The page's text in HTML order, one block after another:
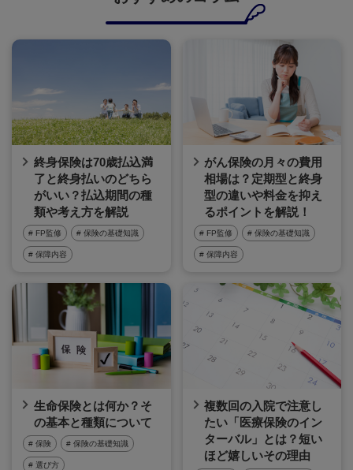
終身保険は70歳払込満
了と終身払いのどちら
がいい？払込期間の種
類や考え方を解説
# FP監修 # 保険の基礎知識
# 保障内容
がん保険の月々の費用
相場は？定期型と終身
型の違いや料金を抑え
るポイントを解説！
# FP監修 # 保険の基礎知識
# 保障内容
生命保険とは何か？そ
の基本と種類について
# 保険 # 保険の基礎知識
# 選び方
複数回の入院で注意し
たい「医療保険のイン
ターバル」とは？短い
ほど嬉しいその理由